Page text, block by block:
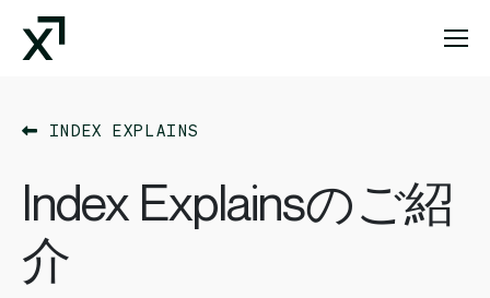
Index Exchange Home page
INDEX EXPLAINS
Index Explainsのご紹
介